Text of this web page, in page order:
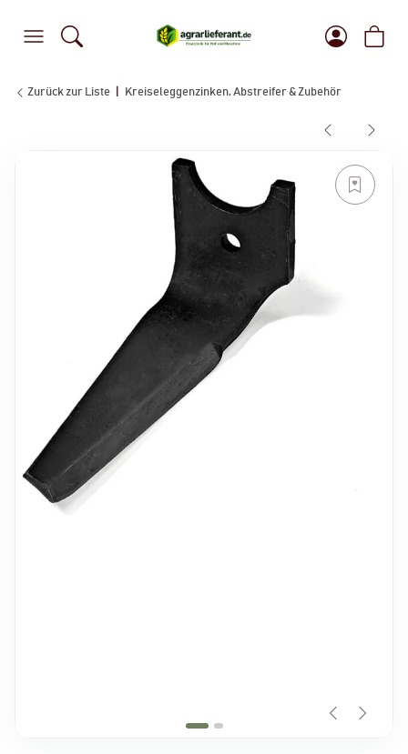
Zurück zur Liste Kreiseleggenzinken, Abstreifer & Zubehör